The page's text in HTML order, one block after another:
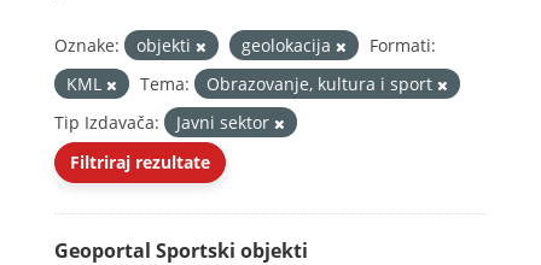
Oznake: objekti geolokacija
Formati:
KML
Tema:
Obrazovanje, kultura i sport
Tip Izdavača:
Javni sektor
Filtriraj rezultate
Geoportal Sportski objekti